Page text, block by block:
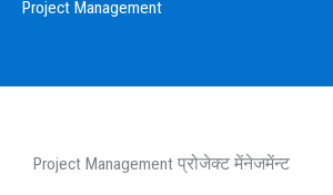
Project Management
Project Management प्रोजेक्ट मेंनेजमेंन्ट